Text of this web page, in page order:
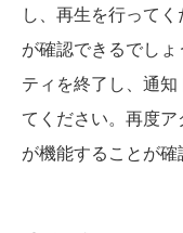
し、再生を行って
が確認できるでし
ティを終了し、通
てください。再度
が機能することが確